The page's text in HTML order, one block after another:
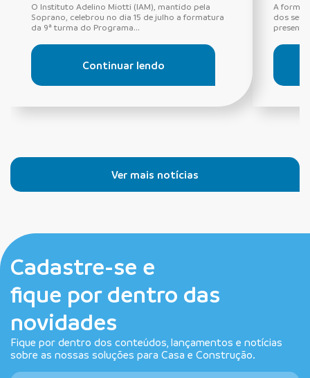
O Instituto Adelino Miotti (IAM), mantido pela
Soprano, celebrou no dia 15 de julho a formatura
da 9ª turma do Programa...
Continuar lendo
A forma
dos
Ver mais notícias
Cadastre-se e
fique por dentro das
novidades
Fique por dentro dos conteúdos, lançamentos e notícias
sobre as nossas soluções para Casa e Construção.